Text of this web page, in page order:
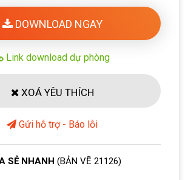
DOWNLOAD NGAY
Link download dự phòng
XOÁ YÊU THÍCH
Gửi hỗ trợ - Báo lỗi
SẺ NHANH (BẢN VẼ 21126)